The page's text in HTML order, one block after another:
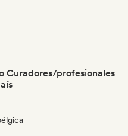
Curadores/profesionales